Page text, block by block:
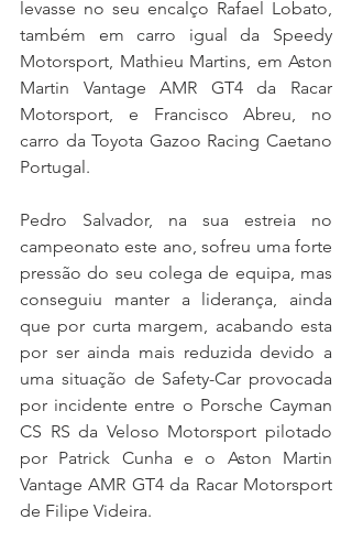
levasse no seu encalço Rafael Lobato,
também em carro igual da Speedy
Motorsport, Mathieu Martins, em Aston
Martin Vantage AMR GT4 da Racar
Motorsport, e Francisco Abreu, no
carro da Toyota Gazoo Racing Caetano
Portugal.
Pedro Salvador, na sua estreia no
campeonato este ano, sofreu uma forte
pressão do seu colega de equipa, mas
conseguiu manter a liderança, ainda
que por curta margem, acabando esta
por ser ainda mais reduzida devido a
uma situação de Safety-Car provocada
por incidente entre o Porsche Cayman
CS RS da Veloso Motorsport pilotado
por Patrick Cunha e o Aston Martin
Vantage AMR GT4 da Racar Motorsport
de Filipe Videira.